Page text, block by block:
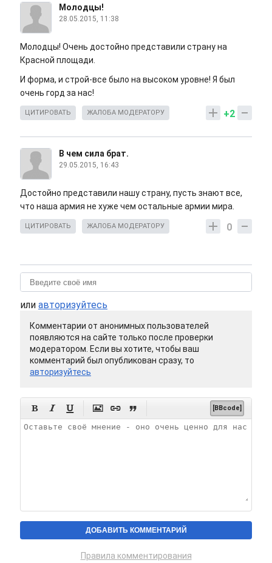
Молодцы!
28.05.2015, 11:38
Молодцы! Очень достойно представили страну на
Красной площади.
И форма, и строй-все было на высоком уровне! Я был
очень горд за нас!
+2
ЦИТИРОВАТЬ ЖАЛОБА МОДЕРАТОРУ
В чем сила брат.
29.05.2015, 16:43
Достойно представили нашу страну, пусть знают все,
что наша армия не хуже чем остальные армии мира.
0
ЦИТИРОВАТЬ ЖАЛОБА МОДЕРАТОРУ
или авторизуйтесь
Комментарии от анонимных пользователей
появляются на сайте только после проверки
модератором. Если вы хотите, чтобы ваш
комментарий был опубликован сразу, то
авторизуйтесь
      [BBcode]
Правила комментирования